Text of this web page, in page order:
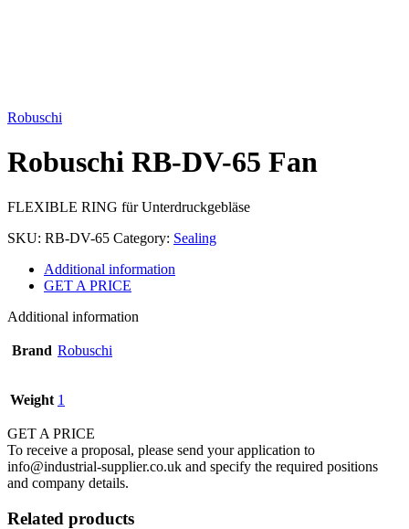
Robuschi
Robuschi RB-DV-65 Fan
FLEXIBLE RING für Unterdruckgebläse
SKU: RB-DV-65 Category: Sealing
Additional information
GET A PRICE
Additional information
Brand Robuschi
Weight 1
GET A PRICE
To receive a proposal, please send your application to
info@industrial-supplier.co.uk and specify the required positions
and company details.
Related products